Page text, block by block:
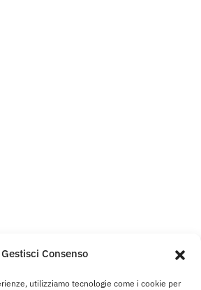
Gestisci Consenso
utilizziamo tecnologie come i cookie per